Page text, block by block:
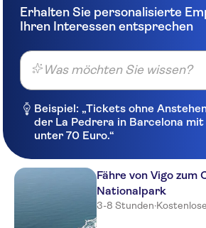
Erhalten Sie personalisierte
Ihren Interessen entsprechen
Was möchten Sie wissen?
Beispiel: „Tickets ohne
der La Pedrera in Barcelona
unter 70 Euro.“
Fähre von Vigo zum
Nationalpark
3-8 Stunden·